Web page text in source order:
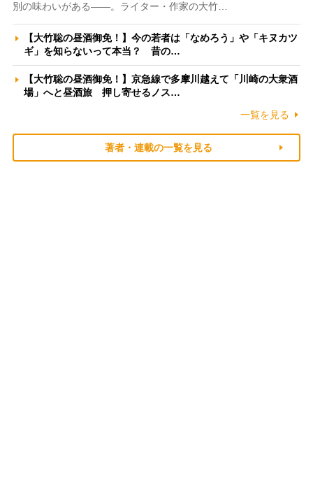
別の味わいがある――。ライター・作家の大竹…
【大竹聡の昼酒御免！】今の若者は「なめろう」や「キヌカツ
ギ」を知らないって本当？ 昔の…
【大竹聡の昼酒御免！】京急線で多摩川越えて「川崎の大衆酒
場」へと昼酒旅 押し寄せるノス…
一覧を見る
著者・連載の一覧を見る